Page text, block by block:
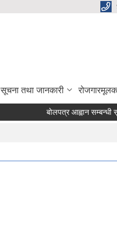
सूचना तथा जानकारी
बोलपत्र आह्वान सम्बन्धी